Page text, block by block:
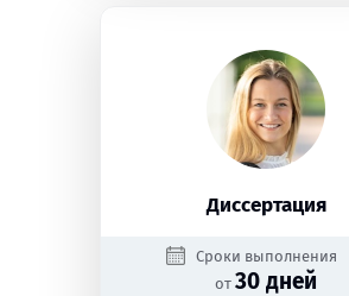
Диссертация
Сроки выполнения
от 30 дней